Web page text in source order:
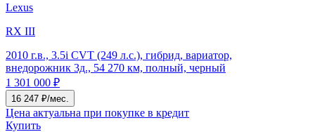
Lexus
RX III
2010 г.в., 3.5i CVT (249 л.с.), гибрид, вариатор,
внедорожник 3д., 54 270 км, полный, черный
1 301 000 ₽
16 247 ₽/мес.
Цена актуальна при покупке в кредит
Купить